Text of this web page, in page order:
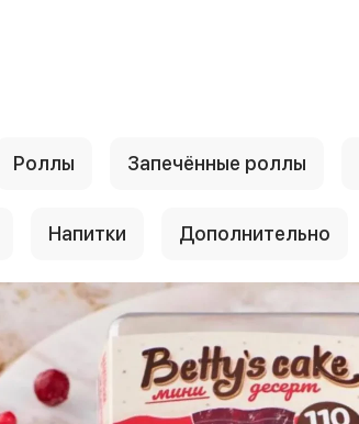
Роллы Запечённые роллы
Напитки Дополнительно